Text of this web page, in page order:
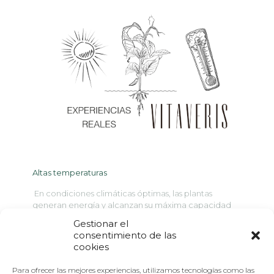
Gestionar el
consentimiento de las
cookies
Para ofrecer las mejores experiencias, utilizamos tecnologías como las
Altas temperaturas
En condiciones climáticas óptimas, las plantas
generan energía y alcanzan su máxima capacidad
moderadas y la disponibilidad adecuada de agua.Sin
Read more